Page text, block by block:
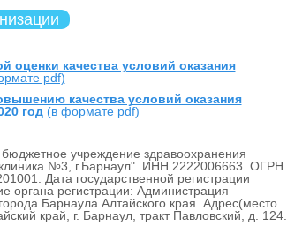
оценки качества условий оказания
pdf)
качества условий оказания
год(в формате pdf)
бюджетное учреждение здравоохранения
№3, г.Барнаул". ИНН 2222006663. ОГРН
Дата государственной регистрации
органа регистрации: Администрация
Барнаула Алтайского края. Адрес(место
край, г. Барнаул, тракт Павловский, д. 124.